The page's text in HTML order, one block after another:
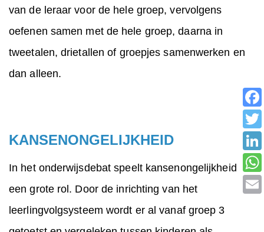
van de leraar voor de hele groep, vervolgens
oefenen samen met de hele groep, daarna in
tweetalen, drietallen of groepjes samenwerken en
dan alleen.
KANSENONGELIJKHEID
In het onderwijsdebat speelt kansenongelijkheid
een grote rol. Door de inrichting van het
leerlingvolgsysteem wordt er al vanaf groep 3